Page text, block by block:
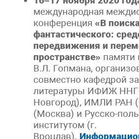
международная
конференция «В
фантастического:
передвижения и
пространстве» памяти
В.Л. Гопмана,
совместно кафедрой
литературы ИФИЖ
Новгород), ИМЛИ РАН
(Москва) и Русско-
институтом (г.
Вроцлав).